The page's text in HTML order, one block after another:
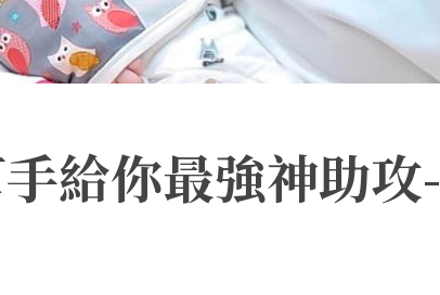
給你最強神助攻-